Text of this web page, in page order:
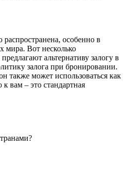
особенно в
мира. Вот несколько
альтернативу залогу в
залога при бронировании.
также может использоваться как
вам – это стандартная